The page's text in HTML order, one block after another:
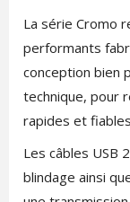
La série Cromo
performants
conception bien
technique, pour
rapides et
Les câbles USB
blindage ainsi